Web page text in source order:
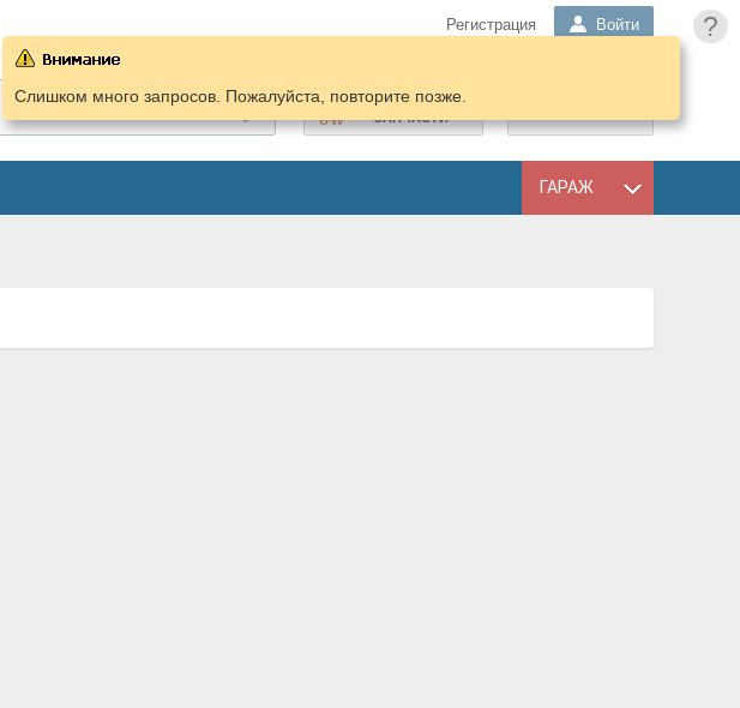
?
Регистрация Войти
ПОДОБРАТЬ
ЗАПЧАСТИ
ГАРАЖ
Слишком много запросов. Пожалуйста, повторите позже.